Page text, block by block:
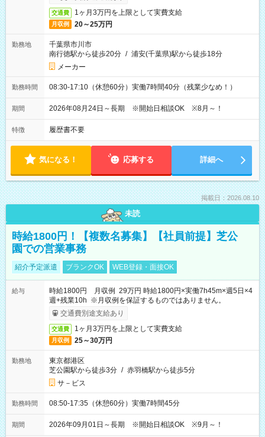
交通費 1ヶ月3万円を上限として実費支給
月収例 20～25万円
勤務地
千葉県市川市
南行徳駅から徒歩20分 / 浦安(千葉県)駅から徒歩18分
メーカー
勤務時間 08:30-17:10（休憩60分）実働7時間40分（残業少なめ！）
期間 2026年08月24日～長期 ※開始日相談OK ※8月～！
特徴 履歴書不要
気になる！ 応募する 詳細へ
掲載日：2026.08.10
未読
時給1800円！【複数名募集】【社員前提】芝公
園での営業事務
紹介予定派遣 ブランクOK WEB登録・面接OK
給与
時給1800円 月収例 29万円 時給1800円×実働7h45m×週5日×4
週+残業10h ※月収例を保証するものではありません。
交通費別途支給あり
交通費 1ヶ月3万円を上限として実費支給
月収例 25～30万円
勤務地
東京都港区
芝公園駅から徒歩3分 / 赤羽橋駅から徒歩5分
サ－ビス
勤務時間 08:50-17:35（休憩60分）実働7時間45分
期間 2026年09月01日～長期 ※開始日相談OK ※9月～！